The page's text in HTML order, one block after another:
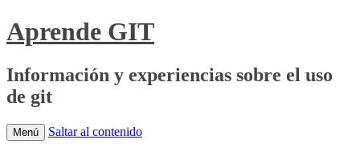
Aprende GIT
Información y experiencias sobre el uso
de git
Menú Saltar al contenido